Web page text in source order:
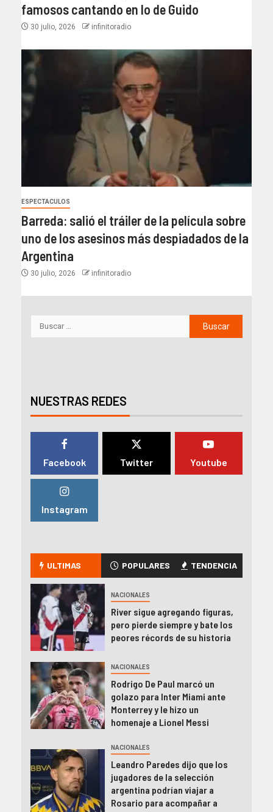
famosos cantando en lo de Guido
30 julio, 2026 infinitoradio
ESPECTACULOS
Barreda: salió el tráiler de la película sobre
uno de los asesinos más despiadados de la
Argentina
30 julio, 2026 infinitoradio
NUESTRAS REDES
Facebook Twitter Youtube
Instagram
ULTIMAS POPULARES TENDENCIA
NACIONALES
River sigue agregando figuras,
pero pierde siempre y bate los
peores récords de su historia
NACIONALES
Rodrigo De Paul marcó un
golazo para Inter Miami ante
Monterrey y le hizo un
homenaje a Lionel Messi
NACIONALES
Leandro Paredes dijo que los
jugadores de la selección
argentina podrían viajar a
Rosario para acompañar a